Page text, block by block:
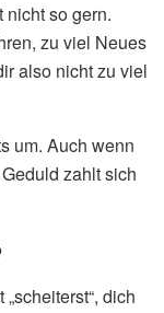
nicht so gern.
zu viel Neues
also nicht zu viel
um. Auch wenn
zahlt sich
dich